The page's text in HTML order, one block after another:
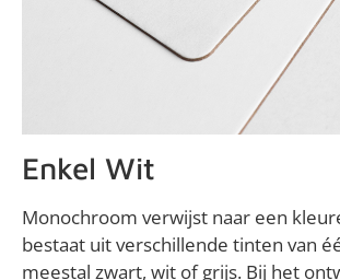
Enkel Wit
Monochroom verwijst naar een
bestaat uit verschillende tinten van
meestal zwart, wit of grijs. Bij het